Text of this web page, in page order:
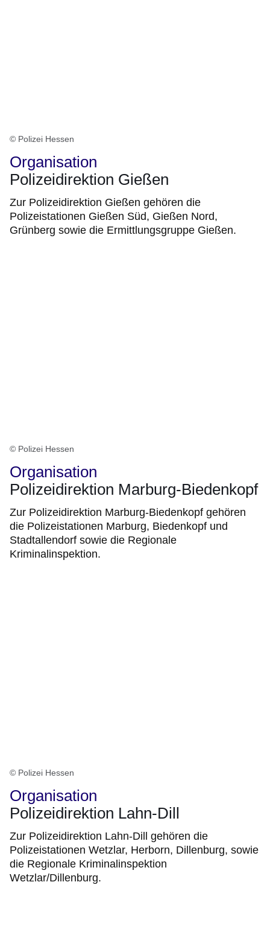
© Polizei Hessen
Organisation
Polizeidirektion Gießen
Zur Polizeidirektion Gießen gehören die
Polizeistationen Gießen Süd, Gießen Nord,
Grünberg sowie die Ermittlungsgruppe Gießen.
© Polizei Hessen
Organisation
Polizeidirektion Marburg-Biedenkopf
Zur Polizeidirektion Marburg-Biedenkopf gehören
die Polizeistationen Marburg, Biedenkopf und
Stadtallendorf sowie die Regionale
Kriminalinspektion.
© Polizei Hessen
Organisation
Polizeidirektion Lahn-Dill
Zur Polizeidirektion Lahn-Dill gehören die
Polizeistationen Wetzlar, Herborn, Dillenburg, sowie
die Regionale Kriminalinspektion
Wetzlar/Dillenburg.